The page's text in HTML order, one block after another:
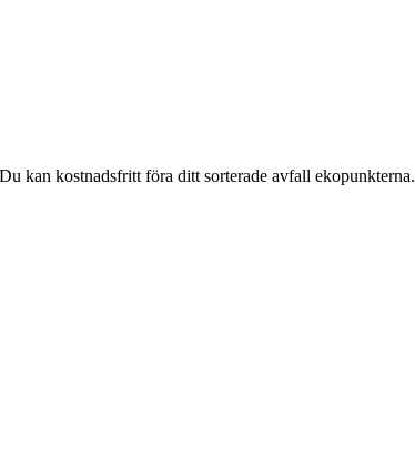
kan kostnadsfritt föra ditt sorterade avfall ekopunkterna.